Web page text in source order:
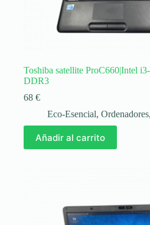
Toshiba satellite ProC660|Intel
DDR3
68 €
Eco-Esencial, Ordenadores,
Añadir al carrito